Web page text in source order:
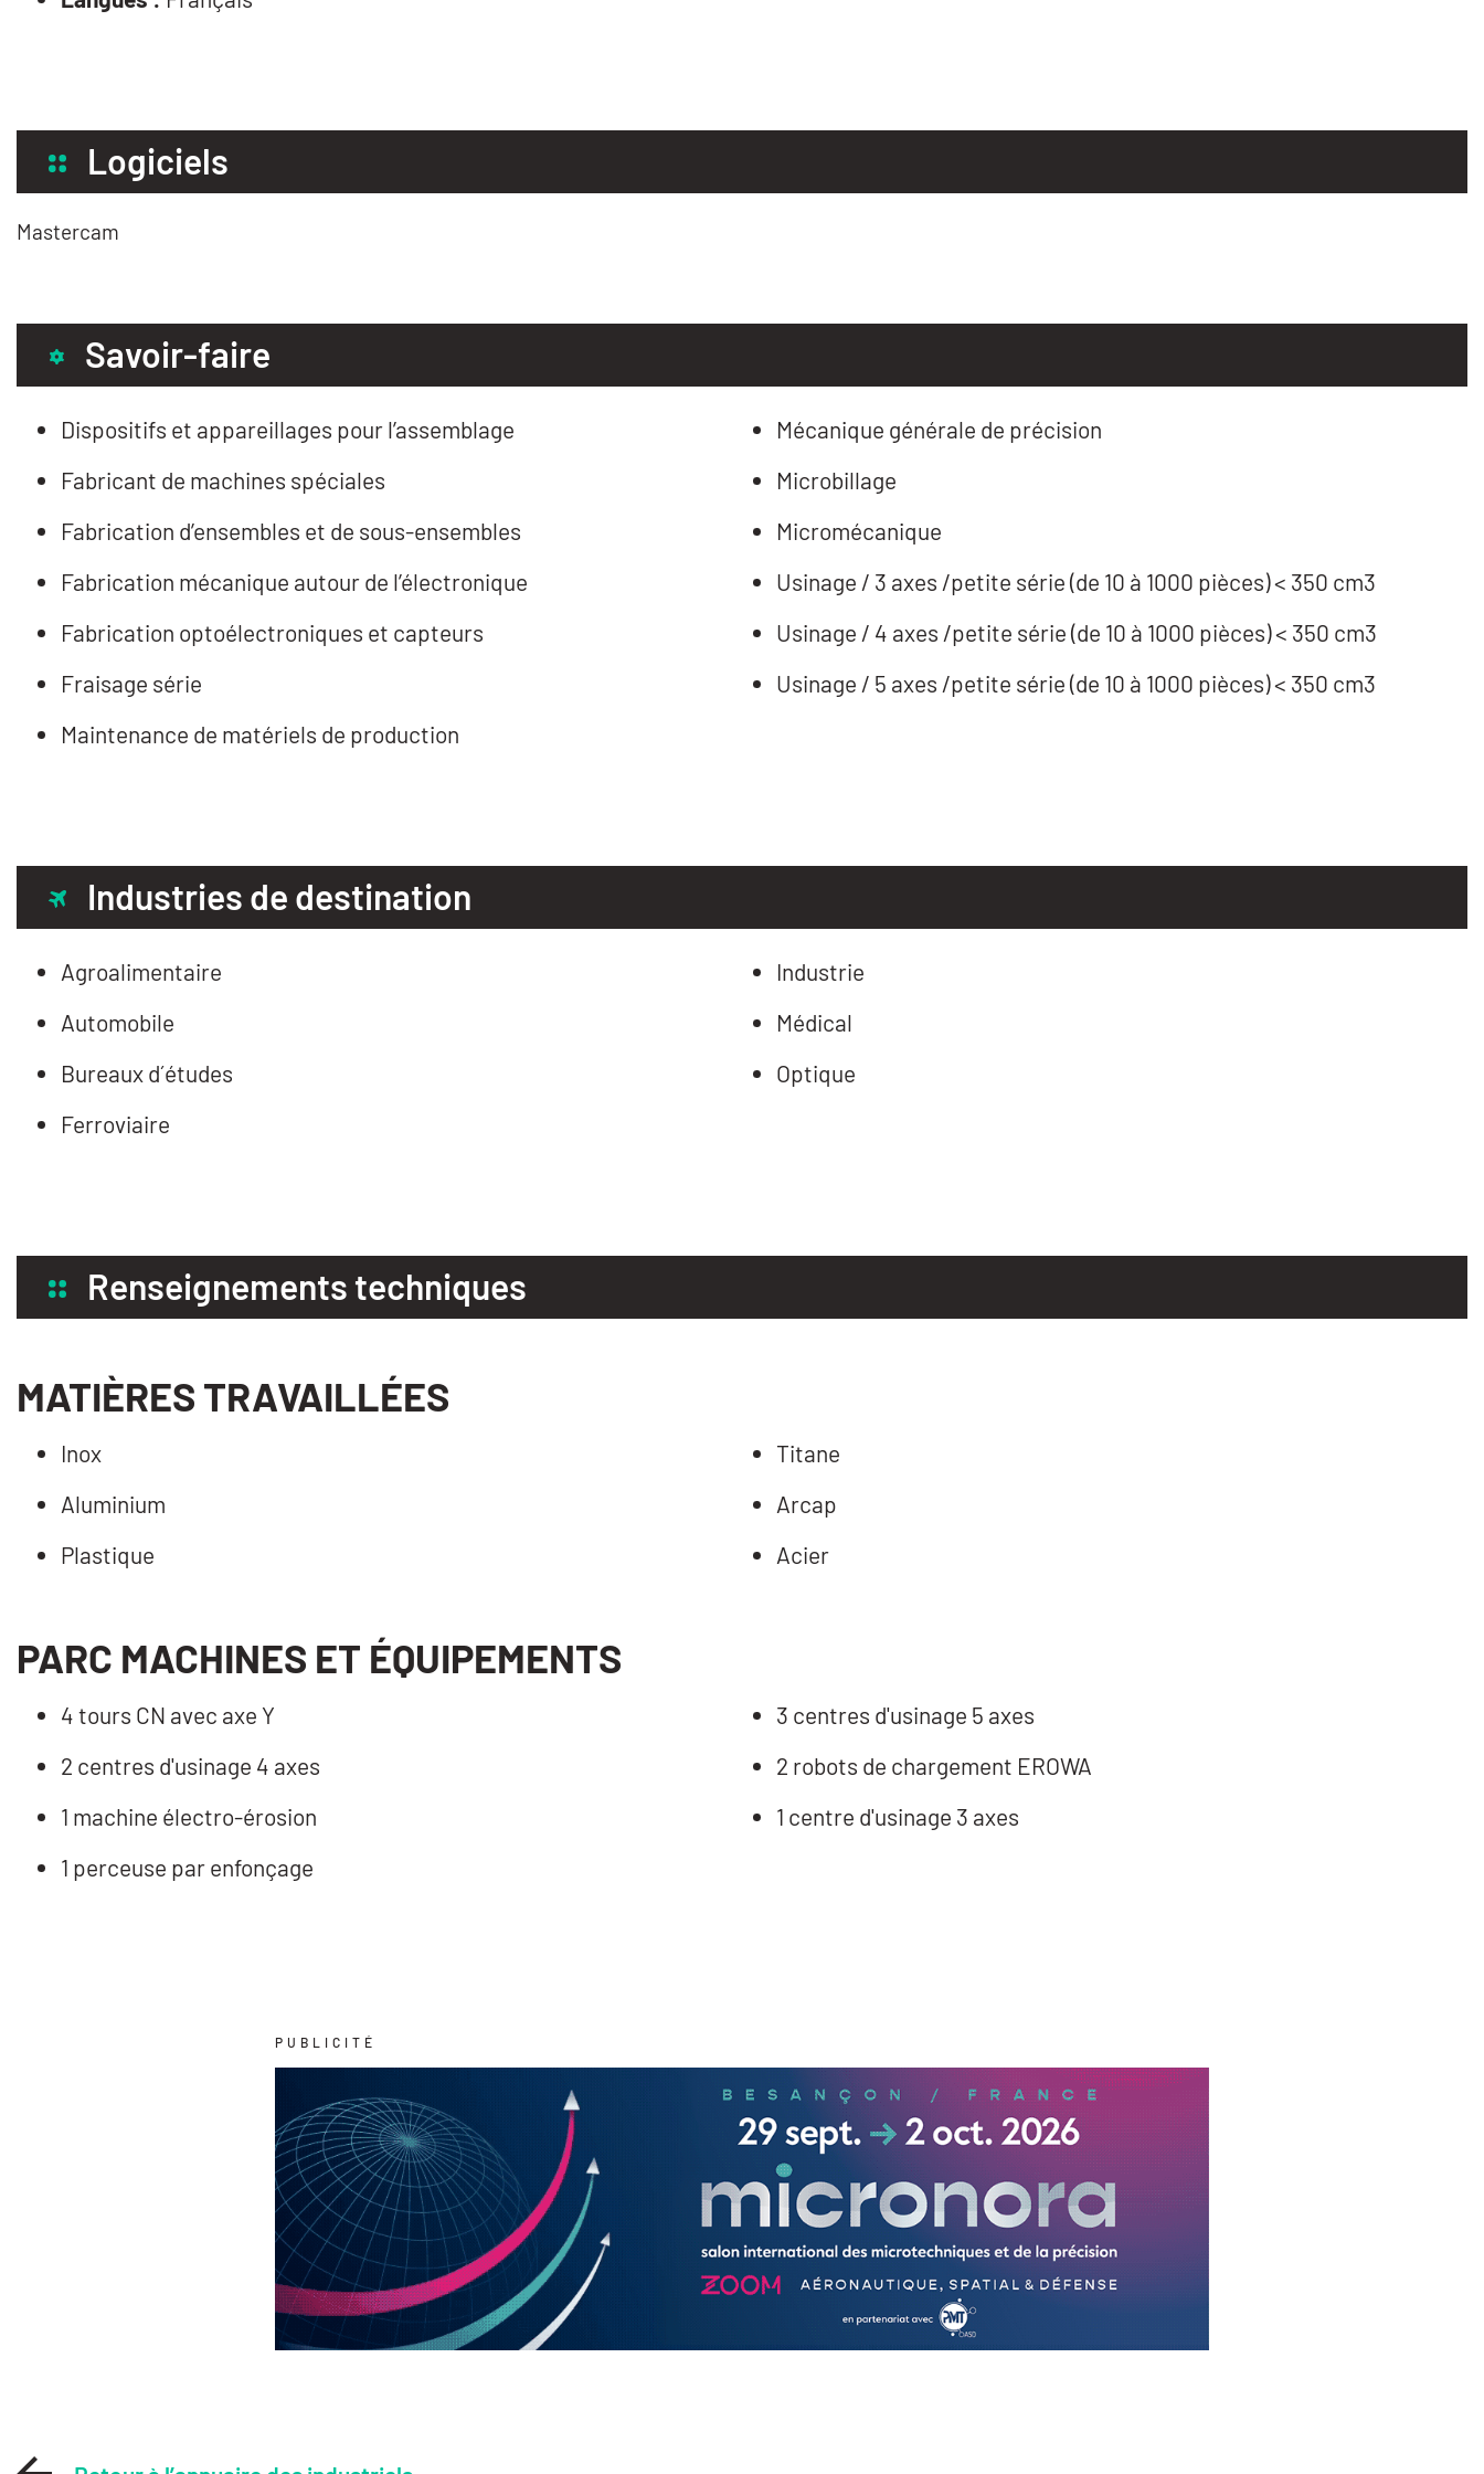
Logiciels
Mastercam
Savoir-faire
Dispositifs et appareillages pour l’assemblage
Fabricant de machines spéciales
Fabrication d’ensembles et de sous-ensembles
Fabrication mécanique autour de l’électronique
Fabrication optoélectroniques et capteurs
Fraisage série
Maintenance de matériels de production
Mécanique générale de précision
Microbillage
Micromécanique
Usinage / 3 axes /petite série (de 10 à 1000 pièces) < 350 cm3
Usinage / 4 axes /petite série (de 10 à 1000 pièces) < 350 cm3
Usinage / 5 axes /petite série (de 10 à 1000 pièces) < 350 cm3
Industries de destination
Agroalimentaire
Automobile
Bureaux d´études
Ferroviaire
Industrie
Médical
Optique
Renseignements techniques
MATIÈRES TRAVAILLÉES
Inox
Aluminium
Plastique
Titane
Arcap
Acier
PARC MACHINES ET ÉQUIPEMENTS
4 tours CN avec axe Y
2 centres d'usinage 4 axes
1 machine électro-érosion
1 perceuse par enfonçage
3 centres d'usinage 5 axes
2 robots de chargement EROWA
1 centre d'usinage 3 axes
PUBLICITÉ